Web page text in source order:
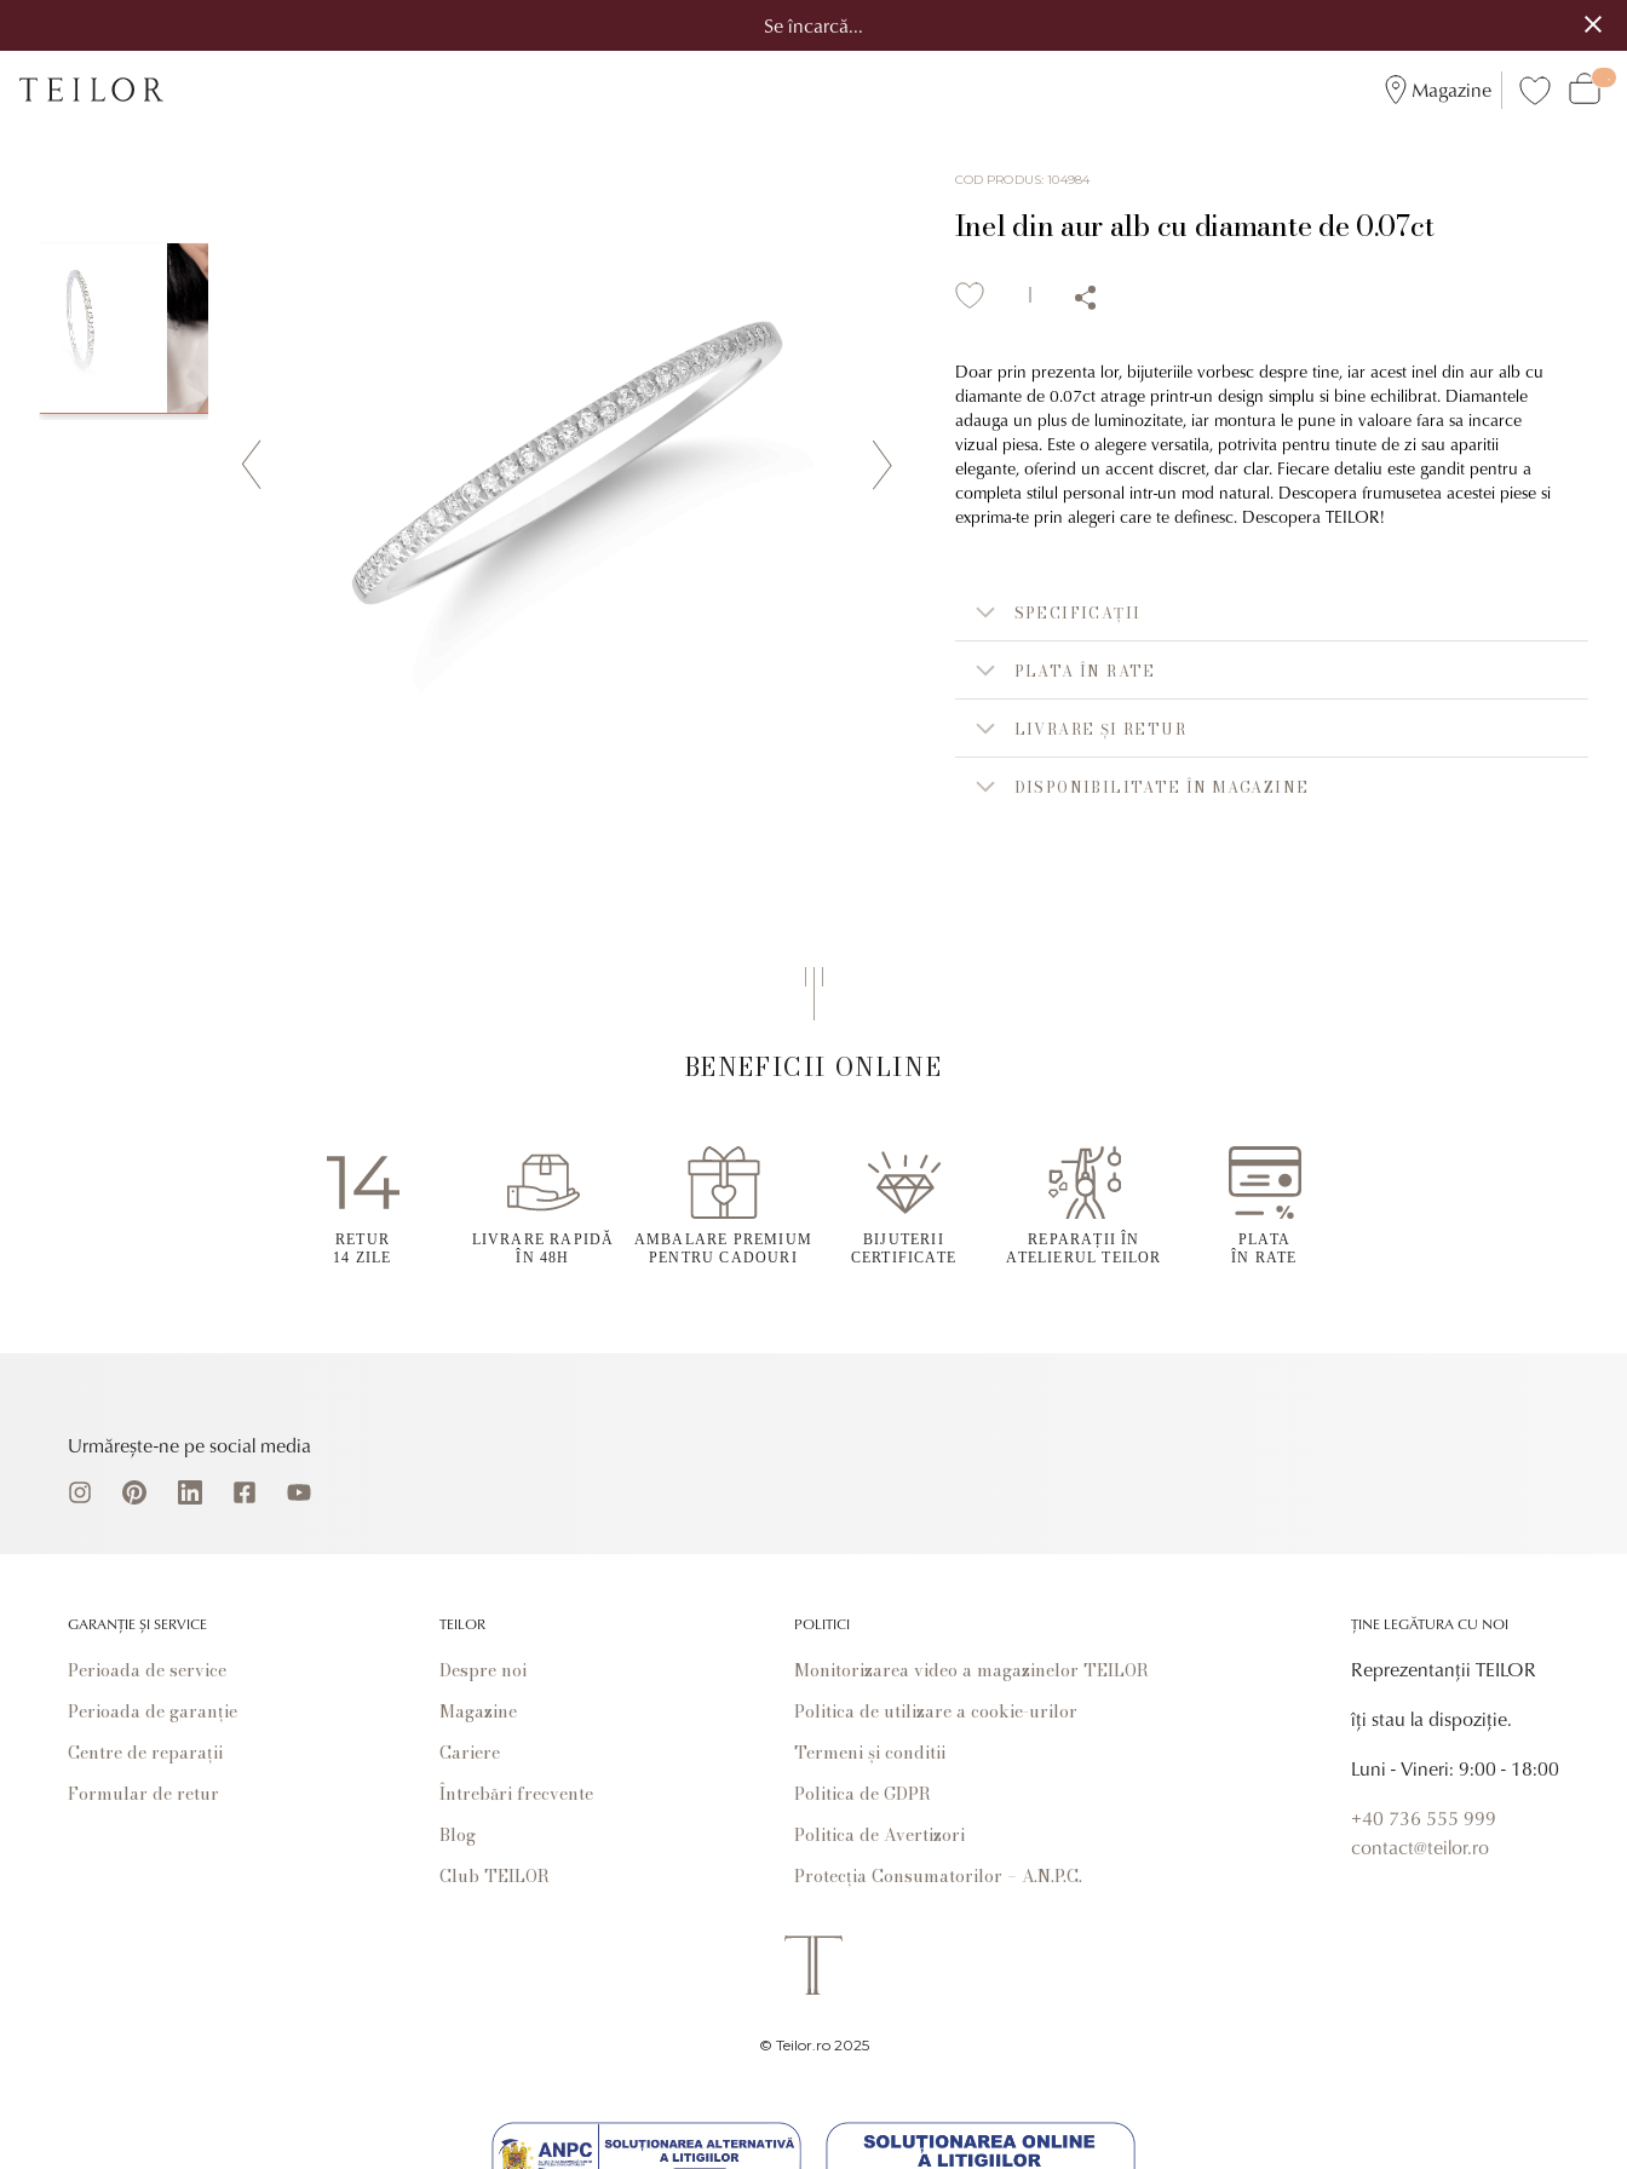
Se încarcă...
Magazine
COD PRODUS:104984
Inel din aur alb cu diamante de 0.07ct
Doar prin prezenta lor, bijuteriile vorbesc despre tine, iar acest inel din aur alb cu
diamante de 0.07ct atrage printr-un design simplu si bine echilibrat. Diamantele
adauga un plus de luminozitate, iar montura le pune in valoare fara sa incarce
vizual piesa. Este o alegere versatila, potrivita pentru tinute de zi sau aparitii
elegante, oferind un accent discret, dar clar. Fiecare detaliu este gandit pentru a
completa stilul personal intr-un mod natural. Descopera frumusetea acestei piese si
exprima-te prin alegeri care te definesc. Descopera TEILOR!
SPECIFICAȚII
PLATA ÎN RATE
LIVRARE ȘI RETUR
DISPONIBILITATE ÎN MAGAZINE
BENEFICII ONLINE
RETUR
14 ZILE
LIVRARE RAPIDĂ
ÎN 48H
AMBALARE PREMIUM
PENTRU CADOURI
BIJUTERII
CERTIFICATE
REPARAȚII ÎN
ATELIERUL TEILOR
PLATA
ÎN RATE
Urmărește-ne pe social media
GARANȚIE ȘI SERVICE
Perioada de service
Perioada de garanție
Centre de reparații
Formular de retur
TEILOR
Despre noi
Magazine
Cariere
Întrebări frecvente
Blog
Club TEILOR
POLITICI
Monitorizarea video a magazinelor TEILOR
Politica de utilizare a cookie-urilor
Termeni și conditii
Politica de GDPR
Politica de Avertizori
Protecția Consumatorilor – A.N.P.C.
ȚINE LEGĂTURA CU NOI
Reprezentanții TEILOR
îți stau la dispoziție.
Luni - Vineri: 9:00 - 18:00
+40 736 555 999
contact@teilor.ro
© Teilor.ro 2025